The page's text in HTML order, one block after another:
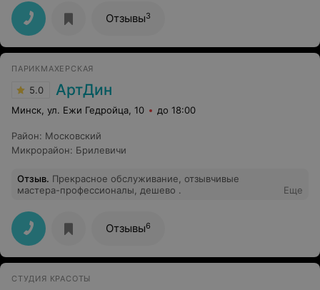
Отзывы3
ПАРИКМАХЕРСКАЯ
5.0 АртДин
Минск, ул. Ежи Гедройца, 10 до 18:00
Район: Московский
Микрорайон: Брилевичи
Отзыв. Прекрасное обслуживание, отзывчивые
мастера-профессионалы, дешево .
Еще
Отзывы6
СТУДИЯ КРАСОТЫ